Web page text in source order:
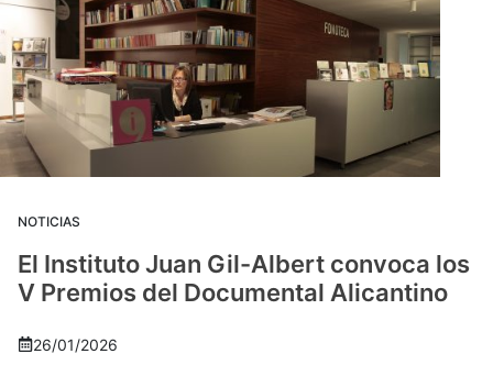
NOTICIAS
El Instituto Juan Gil-Albert convoca los
V Premios del Documental Alicantino
26/01/2026